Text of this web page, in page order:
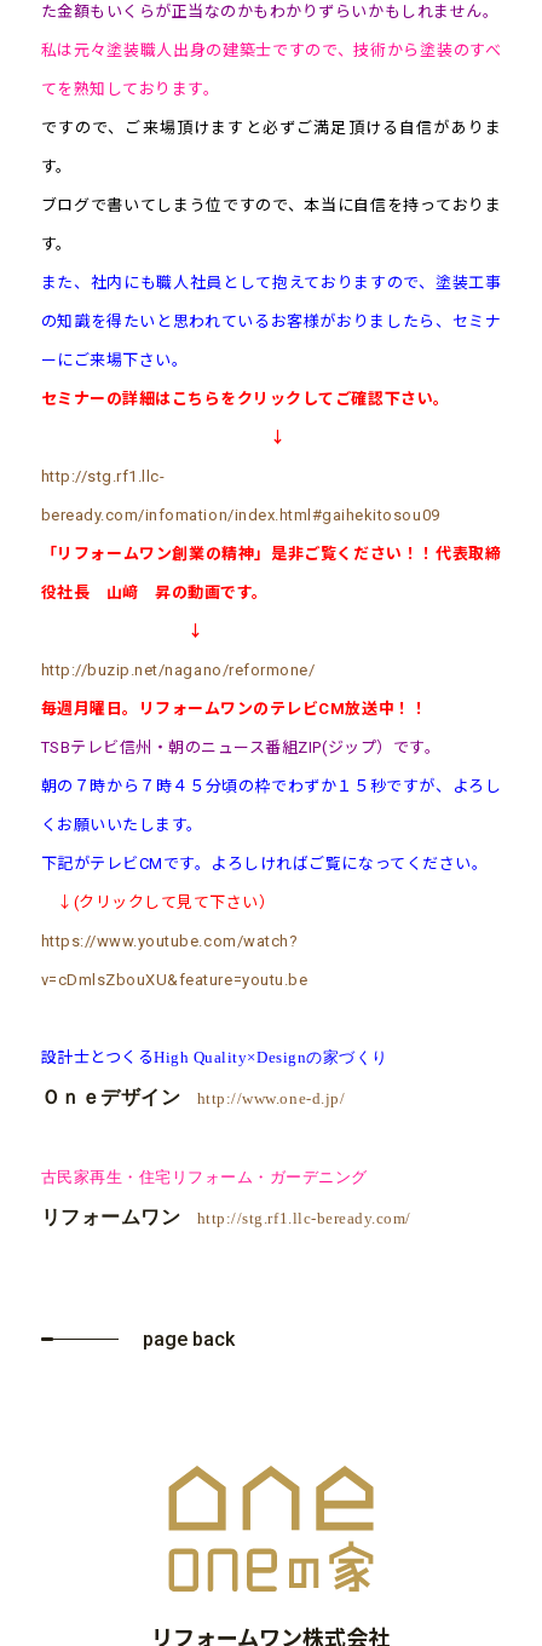
た金額もいくらが正当なのかもわかりずらいかもしれません。
私は元々塗装職人出身の建築士ですので、技術から塗装のすべ
てを熟知しております。
ですので、ご来場頂けますと必ずご満足頂ける自信がありま
す。
ブログで書いてしまう位ですので、本当に自信を持っておりま
す。
また、社内にも職人社員として抱えておりますので、塗装工事
の知識を得たいと思われているお客様がおりましたら、セミナ
ーにご来場下さい。
セミナーの詳細はこちらをクリックしてご確認下さい。
↓
http://stg.rf1.llc-
beready.com/infomation/index.html#gaihekitosou09
「リフォームワン創業の精神」是非ご覧ください！！代表取締
役社長 山﨑 昇の動画です。
↓
http://buzip.net/nagano/reformone/
毎週月曜日。リフォームワンのテレビCM放送中！！
TSBテレビ信州・朝のニュース番組ZIP(ジップ）です。
朝の７時から７時４５分頃の枠でわずか１５秒ですが、よろし
くお願いいたします。
下記がテレビCMです。よろしければご覧になってください。
↓(クリックして見て下さい）
https://www.youtube.com/watch?
v=cDmlsZbouXU&feature=youtu.be
設計士とつくるHigh Quality×Designの家づくり
Ｏｎｅデザイン http://www.one-d.jp/
古民家再生・住宅リフォーム・ガーデニング
リフォームワン http://stg.rf1.llc-beready.com/
page back
リフォームワン株式会社